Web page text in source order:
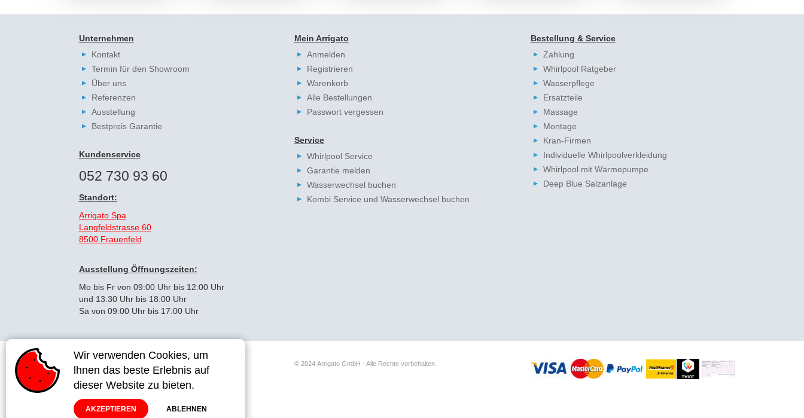
Wir verwenden Cookies, um
lhnen das beste Erlebnis auf
dieser Website zu bieten.
AKZEPTIEREN ABLEHNEN
Wir verwenden Cookies, um
lhnen das beste Erlebnis auf
dieser Website zu bieten.
AKZEPTIEREN ABLEHNEN
Unternehmen
Kontakt
Termin für den Showroom
Über uns
Referenzen
Ausstellung
Bestpreis Garantie
Kundenservice
052 730 93 60
Standort:
Arrigato Spa
Langfeldstrasse 60
8500 Frauenfeld
Ausstellung Öffnungszeiten:
Mo bis Fr von 09:00 Uhr bis 12:00 Uhr
und 13:30 Uhr bis 18:00 Uhr
Sa von 09:00 Uhr bis 17:00 Uhr
Mein Arrigato
Anmelden
Registrieren
Warenkorb
Alle Bestellungen
Passwort vergessen
Service
Whirlpool Service
Garantie melden
Wasserwechsel buchen
Kombi Service und Wasserwechsel buchen
Bestellung & Service
Zahlung
Whirlpool Ratgeber
Wasserpflege
Ersatzteile
Massage
Montage
Kran-Firmen
Individuelle Whirlpoolverkleidung
Whirlpool mit Wärmepumpe
Deep Blue Salzanlage
Impressum AGB
© 2024 Arrigato GmbH - Alle Rechte vorbehalten